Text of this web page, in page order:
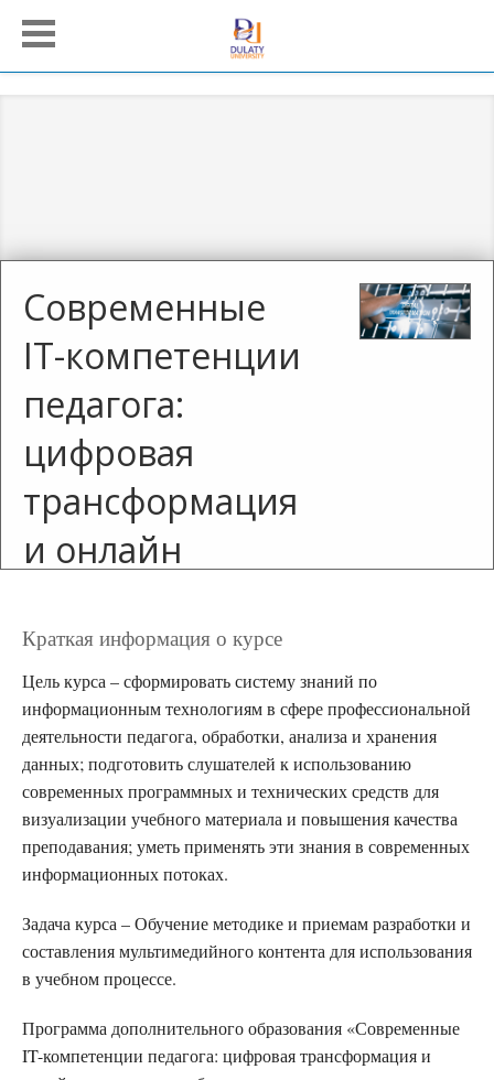
Современные
IT-компетенции
педагога:
цифровая
трансформация
и онлайн
образовании
DU
Запись на курс
закрыта
Краткая информация о курсе
Цель курса – сформировать систему знаний по
информационным технологиям в сфере профессиональной
деятельности педагога, обработки, анализа и хранения
данных; подготовить слушателей к использованию
современных программных и технических средств для
визуализации учебного материала и повышения качества
преподавания; уметь применять эти знания в современных
информационных потоках.
Задача курса – Обучение методике и приемам разработки и
составления мультимедийного контента для использования
в учебном процессе.
Программа дополнительного образования «Современные
IT-компетенции педагога: цифровая трансформация и